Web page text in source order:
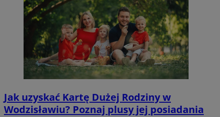
Jak uzyskać Kartę Dużej Rodziny w
Wodzisławiu? Poznaj plusy jej posiadania